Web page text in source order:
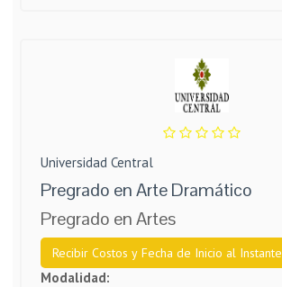
Universidad Central
Pregrado en Arte Dramático
Pregrado en Artes
Recibir Costos y Fecha de Inicio al Instante
Modalidad: